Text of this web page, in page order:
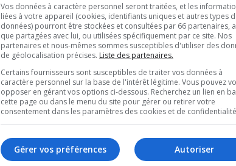
Vos données à caractère personnel seront traitées, et les
liées à votre appareil (cookies, identifiants uniques et autres types
données) pourront être stockées et consultées par 66 partenaires,
que partagées avec lui, ou utilisées spécifiquement par ce site. Nos
partenaires et nous-mêmes sommes susceptibles d'utiliser des
de géolocalisation précises. Liste des partenaires.
Certains fournisseurs sont susceptibles de traiter vos données à
caractère personnel sur la base de l'intérêt légitime. Vous pouvez
opposer en gérant vos options ci-dessous. Recherchez un lien en
cette page ou dans le menu du site pour gérer ou retirer votre
consentement dans les paramètres des cookies et de
Autoriser
Gérer vos préférences